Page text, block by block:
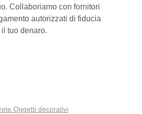
Collaboriamo con fornitori
autorizzati di fiducia
tuo denaro.
Oggetti decorativi